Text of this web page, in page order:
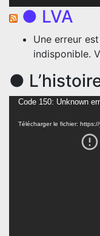
● LVA
Une erreur
indisponible.
●
Lecteur
Code 150: Unknown
Télécharger le fichier: